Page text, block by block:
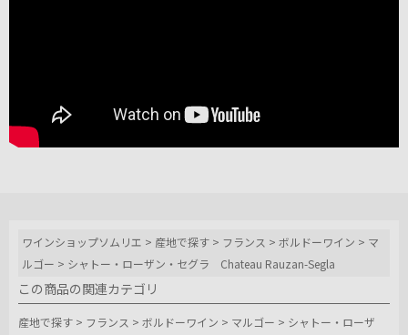
ワインショップソムリエ > 産地で探す > フランス >ボルドーワイン > マ
ルゴー > シャトー・ローザン・セグラ Chateau Rauzan-Segla
この商品の関連カテゴリ
産地で探す > フランス > ボルドーワイン > マルゴー > シャトー・ローザ